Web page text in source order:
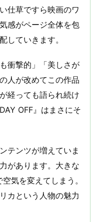
仕草ですら映画のワ
感がページ全体を包
していきます。
衝撃的」「美しさが
人が改めてこの作品
経っても語られ続け
OFF』はまさにそ
テンツが増えていま
があります。大きな
気を変えてしまう。
カという人物の魅力